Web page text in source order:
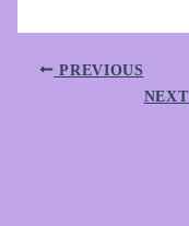
PREVIOUS
NEXT